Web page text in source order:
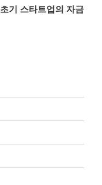
기 스타트업의 자금